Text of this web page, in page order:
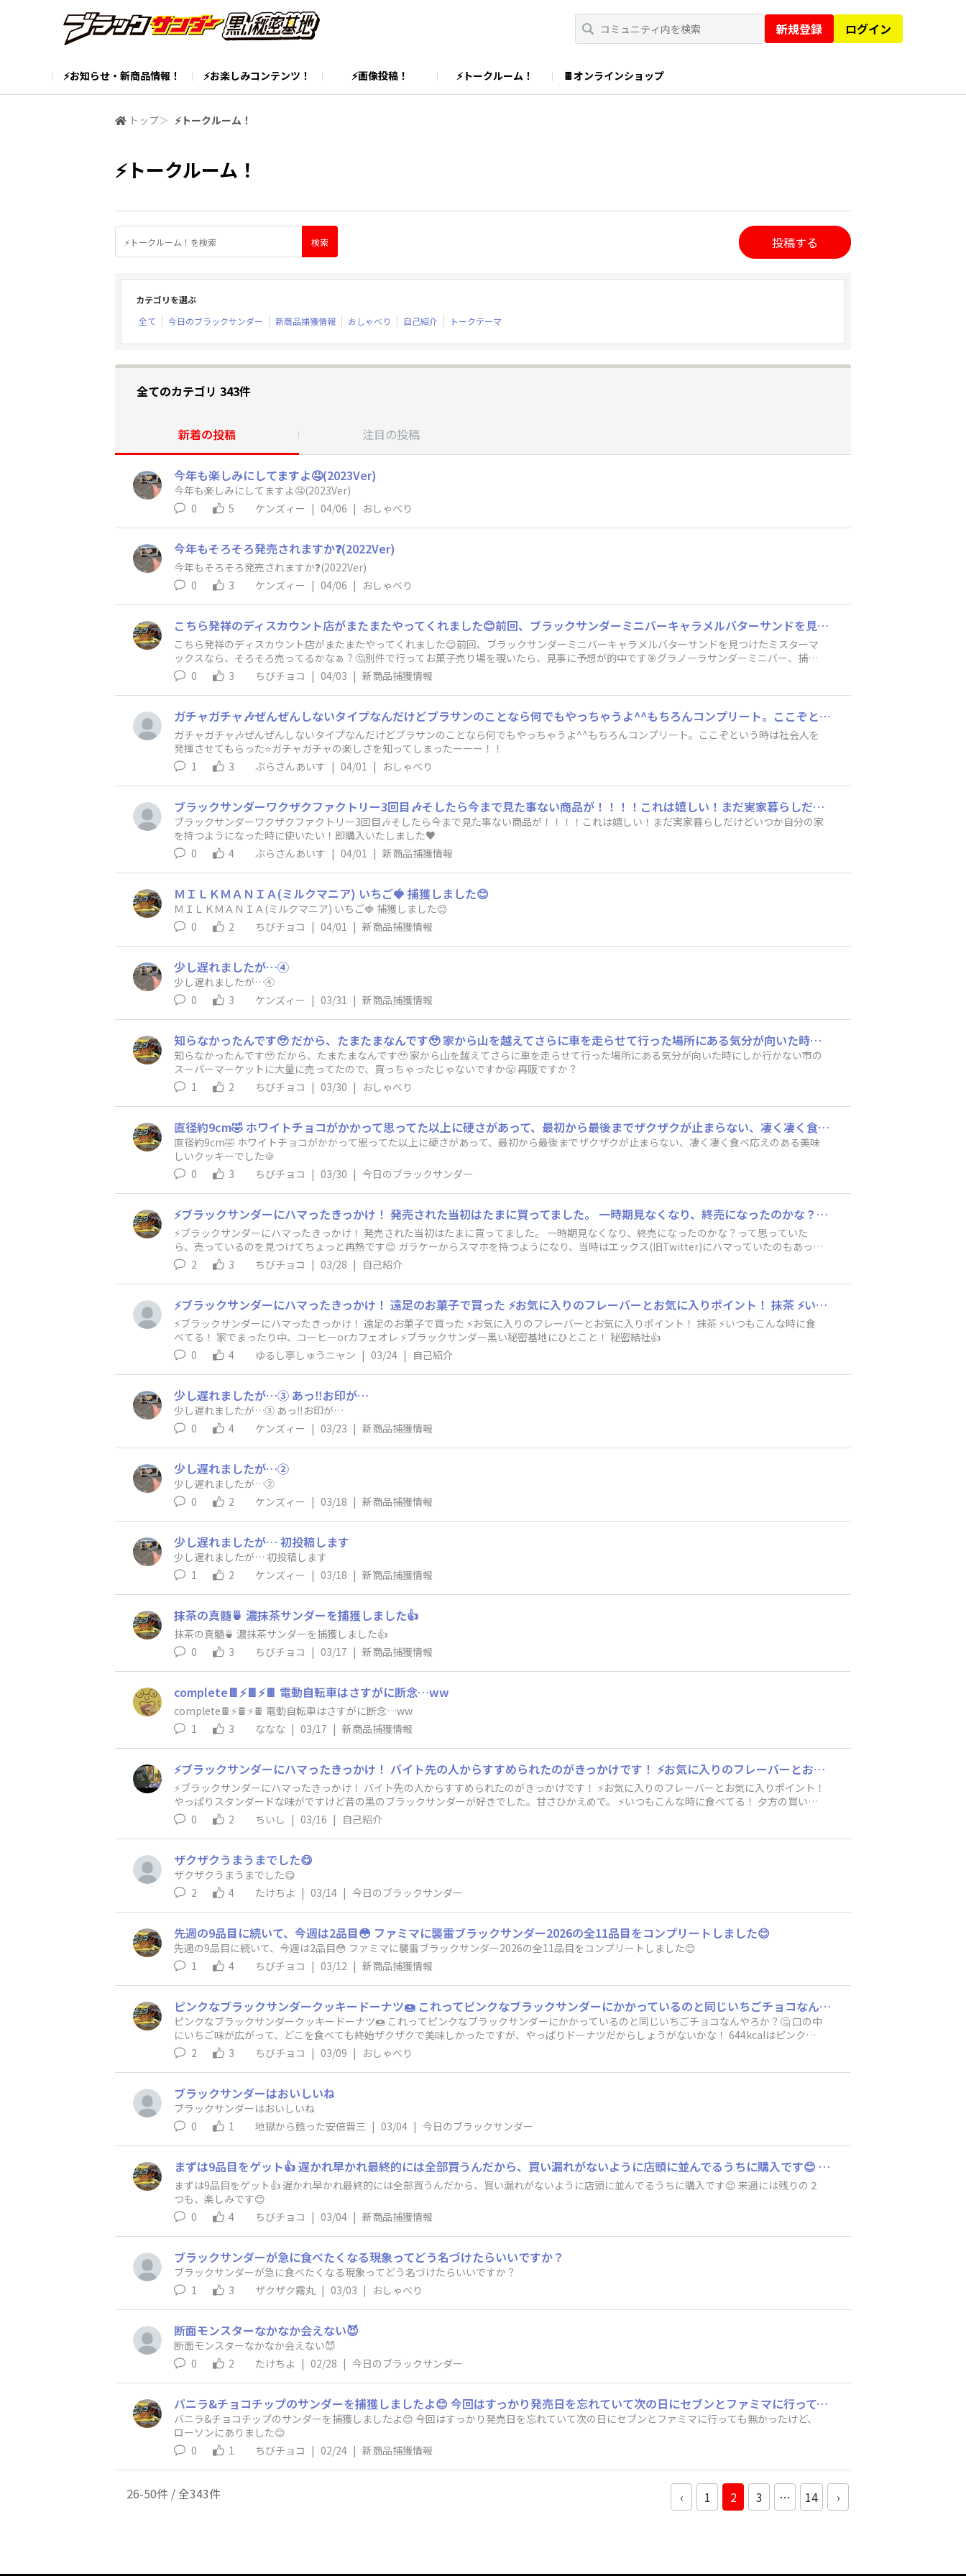
新規登録 ログイン
⚡お知らせ・新商品情報！ ⚡お楽しみコンテンツ！ ⚡画像投稿！ ⚡トークルーム！ 🍫オンラインショップ
トップ＞ ⚡トークルーム！
⚡トークルーム！
投稿する
カテゴリを選ぶ
全て
今日のブラックサンダー 新商品捕獲情報 おしゃべり 自己紹介 トークテーマ
全てのカテゴリ 343件
新着の投稿 注目の投稿
今年も楽しみにしてますよ🤤(2023Ver)
今年も楽しみにしてますよ🤤(2023Ver)
0
5 ケンズィー | 04/06 | おしゃべり
今年もそろそろ発売されますか❓️(2022Ver)
今年もそろそろ発売されますか❓️(2022Ver)
0
3 ケンズィー | 04/06 | おしゃべり
こちら発祥のディスカウント店がまたまたやってくれました😊前回、ブラックサンダーミニバーキャラメルバターサンドを見つけたミスターマックスなら、そろそろ売ってるかなぁ？🤔別件で行ってお菓子売り場を覗いたら、見事に予想が的中です🎯グラノーラサンダーミニバー、捕獲完了👍
こちら発祥のディスカウント店がまたまたやってくれました😊前回、ブラックサンダーミニバーキャラメルバターサンドを見つけたミスターマ
ックスなら、そろそろ売ってるかなぁ？🤔別件で行ってお菓子売り場を覗いたら、見事に予想が的中です🎯グラノーラサンダーミニバー、捕獲
完了👍
0 3 ちびチョコ | 04/03 | 新商品捕獲情報
ガチャガチャ🎶ぜんぜんしないタイプなんだけどブラサンのことなら何でもやっちゃうよ^^もちろんコンプリート。ここぞという時は社会人を発揮させてもらった⭐️ガチャガチャの楽しさを知ってしまったーーー！！
ガチャガチャ🎶ぜんぜんしないタイプなんだけどブラサンのことなら何でもやっちゃうよ^^もちろんコンプリート。ここぞという時は社会人を
発揮させてもらった⭐️ガチャガチャの楽しさを知ってしまったーーー！！
1
3 ぶらさんあいす | 04/01 | おしゃべり
ブラックサンダーワクザクファクトリー3回目🎶そしたら今まで見た事ない商品が！！！！これは嬉しい！まだ実家暮らしだけどいつか自分の家を持つようになった時に使いたい！即購入いたしました♥️
ブラックサンダーワクザクファクトリー3回目🎶そしたら今まで見た事ない商品が！！！！これは嬉しい！まだ実家暮らしだけどいつか自分の家
を持つようになった時に使いたい！即購入いたしました♥️
0
4 ぶらさんあいす | 04/01 | 新商品捕獲情報
ＭＩＬＫＭＡＮＩＡ(ミルクマニア) いちご🍓 捕獲しました😊
ＭＩＬＫＭＡＮＩＡ(ミルクマニア) いちご🍓 捕獲しました😊
0
2 ちびチョコ | 04/01 | 新商品捕獲情報
少し遅れましたが…④
少し遅れましたが…④
0
3 ケンズィー | 03/31 | 新商品捕獲情報
知らなかったんです🥹 だから、たまたまなんです🥹 家から山を越えてさらに車を走らせて行った場所にある気分が向いた時にしか行かない市のスーパーマーケットに大量に売ってたので、買っちゃったじゃないですか😤 再販ですか？
知らなかったんです🥹 だから、たまたまなんです🥹 家から山を越えてさらに車を走らせて行った場所にある気分が向いた時にしか行かない市の
スーパーマーケットに大量に売ってたので、買っちゃったじゃないですか😤 再販ですか？
1
2 ちびチョコ | 03/30 | おしゃべり
直径約9cm🤣 ホワイトチョコがかかって思ってた以上に硬さがあって、最初から最後までザクザクが止まらない、凄く凄く食べ応えのある美味しいクッキーでした🍪
直径約9cm🤣 ホワイトチョコがかかって思ってた以上に硬さがあって、最初から最後までザクザクが止まらない、凄く凄く食べ応えのある美味
しいクッキーでした🍪
0
3 ちびチョコ | 03/30 | 今日のブラックサンダー
⚡ブラックサンダーにハマったきっかけ！ 発売された当初はたまに買ってました。 一時期見なくなり、終売になったのかな？って思っていたら、売っているのを見つけてちょっと再熱です😊 ガラケーからスマホを持つようになり、当時はエックス(旧Twitter)にハマっていたのもあってブラックサンダーを投稿しまくっていたら、当時のブラックサンダー公式さん(旧黒い広報室室長？)からフォローされて、コメントをする度に返信をしてくれていたので、こちらは一般人なのに無視せずにちゃんと返信してくれる立派な会社なんだなぁって思ったのでさらに買うようになって今に至ります🤣 ⚡お気に入りのフレーバーとお気に入りポイント！ 噛んだ時にザクザクだけではなくコリッと感があるアーモンドのサンダーとかナッツ系のサンダーがお気に入りです👍 ⚡いつもこんな時に食べてる！ 仕事の時の休憩時や寝る前に糖分は取らない方が良いと聞いたので仕事が休みの日の帰宅後(早朝)に食べる事が多いです😊 ⚡ブラックサンダー黒い秘密基地にひとこと！ 今まで同様に投稿していきたいと思ってるんで、よろしくお願いします🙇‍♂️
⚡ブラックサンダーにハマったきっかけ！ 発売された当初はたまに買ってました。 一時期見なくなり、終売になったのかな？って思っていた
ら、売っているのを見つけてちょっと再熱です😊 ガラケーからスマホを持つようになり、当時はエックス(旧Twitter)にハマっていたのもあって
ブラックサンダーを投稿しまくっていたら、当時のブラックサンダー公式さん(旧黒い広報室室長？)からフォローされて、コメントをする度に返
信をしてくれていたので、こちらは一般人なのに無視せずにちゃんと返信してくれる立派な会社なんだなぁって思ったのでさらに買うようにな
って今に至ります🤣 ⚡お気に入りのフレーバーとお気に入りポイント！ 噛んだ時にザクザクだけではなくコリッと感があるアーモンドのサンダ
ーとかナッツ系のサンダーがお気に入りです👍 ⚡いつもこんな時に食べてる！ 仕事の時の休憩時や寝る前に糖分は取らない方が良いと聞いたの
で仕事が休みの日の帰宅後(早朝)に食べる事が多いです😊 ⚡ブラックサンダー黒い秘密基地にひとこと！ 今まで同様に投稿していきたいと思っ
てるんで、よろしくお願いします🙇‍♂️
2 3 ちびチョコ | 03/28 | 自己紹介
⚡ブラックサンダーにハマったきっかけ！ 遠足のお菓子で買った ⚡お気に入りのフレーバーとお気に入りポイント！ 抹茶 ⚡いつもこんな時に食べてる！ 家でまったり中、コーヒーorカフェオレ ⚡ブラックサンダー黒い秘密基地にひとこと！ 秘密結社👍️
⚡ブラックサンダーにハマったきっかけ！ 遠足のお菓子で買った ⚡お気に入りのフレーバーとお気に入りポイント！ 抹茶 ⚡いつもこんな時に食
べてる！ 家でまったり中、コーヒーorカフェオレ ⚡ブラックサンダー黒い秘密基地にひとこと！ 秘密結社👍️
0
4 ゆるし亭しゅうニャン | 03/24 | 自己紹介
少し遅れましたが…③ あっ‼️お印が…
少し遅れましたが…③ あっ‼️お印が…
0
4 ケンズィー | 03/23 | 新商品捕獲情報
少し遅れましたが…②
少し遅れましたが…②
0
2 ケンズィー | 03/18 | 新商品捕獲情報
少し遅れましたが… 初投稿します
少し遅れましたが… 初投稿します
1
2 ケンズィー | 03/18 | 新商品捕獲情報
抹茶の真髄🍵 濃抹茶サンダーを捕獲しました👍
抹茶の真髄🍵 濃抹茶サンダーを捕獲しました👍
0
3 ちびチョコ | 03/17 | 新商品捕獲情報
complete🍫⚡️🍫⚡️🍫 電動自転車はさすがに断念…ww
complete🍫⚡️🍫⚡️🍫 電動自転車はさすがに断念…ww
1
3 ななな | 03/17 | 新商品捕獲情報
⚡ブラックサンダーにハマったきっかけ！ バイト先の人からすすめられたのがきっかけです！ ⚡お気に入りのフレーバーとお気に入りポイント！ やっぱりスタンダードな味がですけど昔の黒のブラックサンダーが好きでした。甘さひかえめで。 ⚡いつもこんな時に食べてる！ 夕方の買い物前に午後の活力に笑 ⚡ブラックサンダー黒い秘密基地にひとこと！ 20年くらい応援し続けてます。よろしくお願いします。
⚡ブラックサンダーにハマったきっかけ！ バイト先の人からすすめられたのがきっかけです！ ⚡お気に入りのフレーバーとお気に入りポイント！
やっぱりスタンダードな味がですけど昔の黒のブラックサンダーが好きでした。甘さひかえめで。 ⚡いつもこんな時に食べてる！ 夕方の買い物
前に午後の活力に笑 ⚡ブラックサンダー黒い秘密基地にひとこと！ 20年くらい応援し続けてます。よろしくお願いします。
0 2 ちいし | 03/16 | 自己紹介
ザクザクうまうまでした😋
ザクザクうまうまでした😋
2
4 たけちよ | 03/14 | 今日のブラックサンダー
先週の9品目に続いて、今週は2品目😳 ファミマに襲雷ブラックサンダー2026の全11品目をコンプリートしました😊
先週の9品目に続いて、今週は2品目😳 ファミマに襲雷ブラックサンダー2026の全11品目をコンプリートしました😊
1
4 ちびチョコ | 03/12 | 新商品捕獲情報
ピンクなブラックサンダークッキードーナツ🍩 これってピンクなブラックサンダーにかかっているのと同じいちごチョコなんやろか？🤔 口の中にいちご味が広がって、どこを食べても終始ザクザクで美味しかったですが、やっぱりドーナツだからしょうがないかな！ 644kcalはピンクではなくブラックでした🤣
ピンクなブラックサンダークッキードーナツ🍩 これってピンクなブラックサンダーにかかっているのと同じいちごチョコなんやろか？🤔 口の中
にいちご味が広がって、どこを食べても終始ザクザクで美味しかったですが、やっぱりドーナツだからしょうがないかな！ 644kcalはピンクで
はなくブラックでした🤣
2 3 ちびチョコ | 03/09 | おしゃべり
ブラックサンダーはおいしいね
ブラックサンダーはおいしいね
0
1 地獄から甦った安倍晋三 | 03/04 | 今日のブラックサンダー
まずは9品目をゲット👍 遅かれ早かれ最終的には全部買うんだから、買い漏れがないように店頭に並んでるうちに購入です😊 来週には残りの２つも、楽しみです😊
まずは9品目をゲット👍 遅かれ早かれ最終的には全部買うんだから、買い漏れがないように店頭に並んでるうちに購入です😊 来週には残りの２
つも、楽しみです😊
0
4 ちびチョコ | 03/04 | 新商品捕獲情報
ブラックサンダーが急に食べたくなる現象ってどう名づけたらいいですか？
ブラックサンダーが急に食べたくなる現象ってどう名づけたらいいですか？
1
3 ザクザク霧丸 | 03/03 | おしゃべり
断面モンスターなかなか会えない😈
断面モンスターなかなか会えない😈
0
2 たけちよ | 02/28 | 今日のブラックサンダー
バニラ&チョコチップのサンダーを捕獲しましたよ😊 今回はすっかり発売日を忘れていて次の日にセブンとファミマに行っても無かったけど、ローソンにありました😊
バニラ&チョコチップのサンダーを捕獲しましたよ😊 今回はすっかり発売日を忘れていて次の日にセブンとファミマに行っても無かったけど、
ローソンにありました😊
0
1 ちびチョコ | 02/24 | 新商品捕獲情報
26-50件 / 全343件 ‹ 1 2 3 … 14 ›